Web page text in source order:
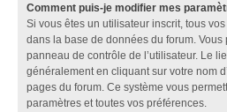
Comment puis-je modifier mes
Si vous êtes un utilisateur inscrit, tous
dans la base de données du forum.
panneau de contrôle de l’utilisateur. Le
généralement en cliquant sur votre nom
pages du forum. Ce système vous
paramètres et toutes vos préférences.